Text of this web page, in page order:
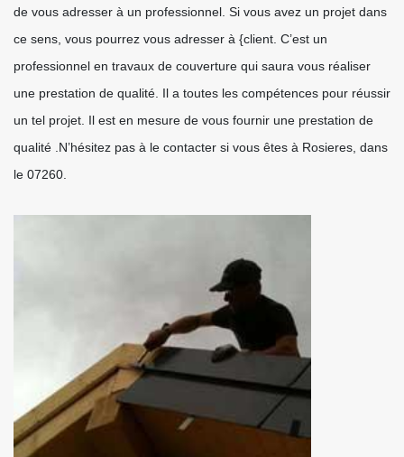
de vous adresser à un professionnel. Si vous avez un projet dans
ce sens, vous pourrez vous adresser à {client. C’est un
professionnel en travaux de couverture qui saura vous réaliser
une prestation de qualité. Il a toutes les compétences pour réussir
un tel projet. Il est en mesure de vous fournir une prestation de
qualité .N’hésitez pas à le contacter si vous êtes à Rosieres, dans
le 07260.